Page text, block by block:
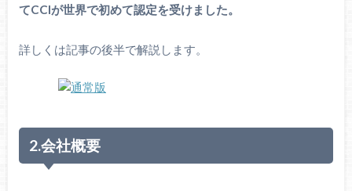
てCCIが世界で初めて認定を受けました。
詳しくは記事の後半で解説します。
2.会社概要